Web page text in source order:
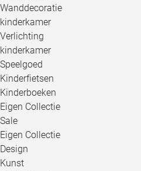
Wanddecoratie
kinderkamer
Verlichting
kinderkamer
Speelgoed
Kinderfietsen
Kinderboeken
Eigen Collectie
Sale
Eigen Collectie
Design
Kunst